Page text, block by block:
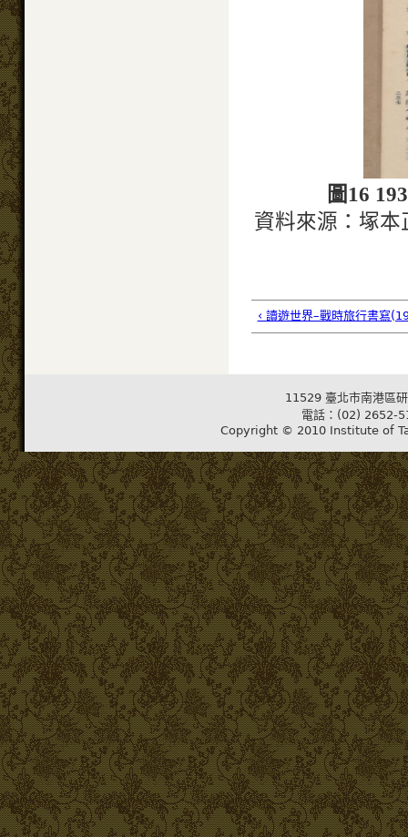
圖16
資料來源：塚
‹ 讀遊世界–戰時旅行書寫
11529 臺北市南港區
電話：(02) 2652-
Copyright © 2010 Institute of